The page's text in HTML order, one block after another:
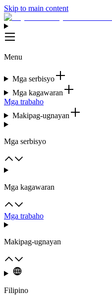
Skip to main content
Menu
Mga serbisyo
Mga kagawaran
Mga trabaho
Makipag-ugnayan
Mga serbisyo
Mga kagawaran
Mga trabaho
Makipag-ugnayan
Filipino